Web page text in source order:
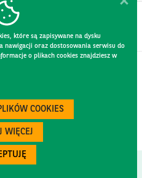
które są zapisywane na dysku
nawigacji oraz dostosowania serwisu do
o plikach cookies znajdziesz w
COOKIES
WIĘCEJ